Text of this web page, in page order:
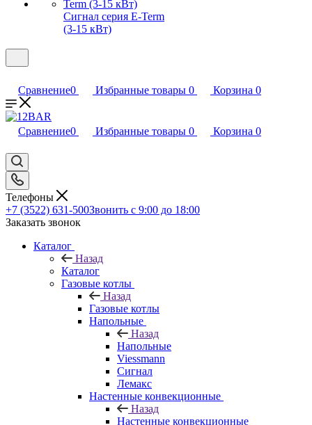
Сигнал серия E-Term
(3-15 кВт)
Сравнение0 Избранные товары 0 Корзина 0
Сравнение0 Избранные товары 0 Корзина 0
Телефоны
+7 (3522) 631-500Звонить с 9:00 до 18:00
Заказать звонок
Каталог
Назад
Каталог
Газовые котлы
Назад
Газовые котлы
Напольные
Назад
Напольные
Viessmann
Сигнал
Лемакс
Настенные конвекционные
Назад
Настенные конвекционные